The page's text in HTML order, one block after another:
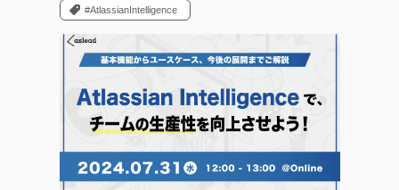
#AtlassianIntelligence